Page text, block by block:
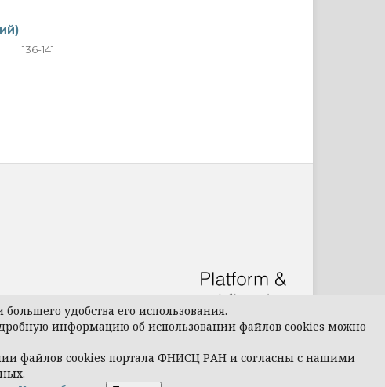
136-141
удобства его использования.
информацию об использовании файлов cookies можно
файлов cookies портала ФНИСЦ РАН и согласны с нашими